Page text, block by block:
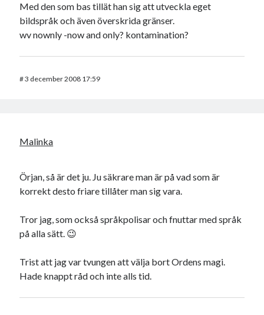
Med den som bas tillät han sig att utveckla eget
bildspråk och även överskrida gränser.
wv nownly -now and only? kontamination?
#3 december 2008 17:59
Malinka
Örjan, så är det ju. Ju säkrare man är på vad som är
korrekt desto friare tillåter man sig vara.
Tror jag, som också språkpolisar och fnuttar med språk
på alla sätt. 😉
Trist att jag var tvungen att välja bort Ordens magi.
Hade knappt råd och inte alls tid.